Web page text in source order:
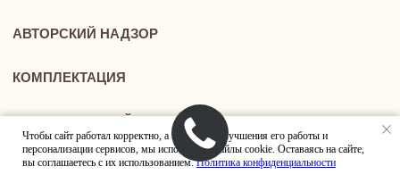
Чтобы сайт работал корректно, а также для улучшения его работы и
персонализации сервисов, мы используем файлы cookie. Оставаясь на сайте,
вы соглашаетесь с их использованием.Политика конфиденциальности